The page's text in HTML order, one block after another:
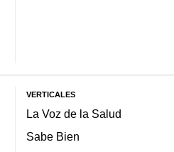
VERTICALES
La Voz de la Salud
Sabe Bien